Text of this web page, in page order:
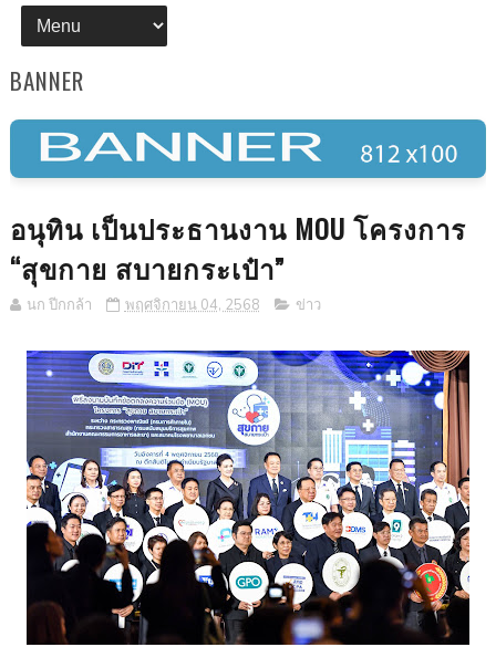
BANNER
อนุทิน เป็นประธานงาน MOU โครงการ
“สุขกาย สบายกระเป๋า”
นก ปีกกล้า พฤศจิกายน 04, 2568 ข่าว